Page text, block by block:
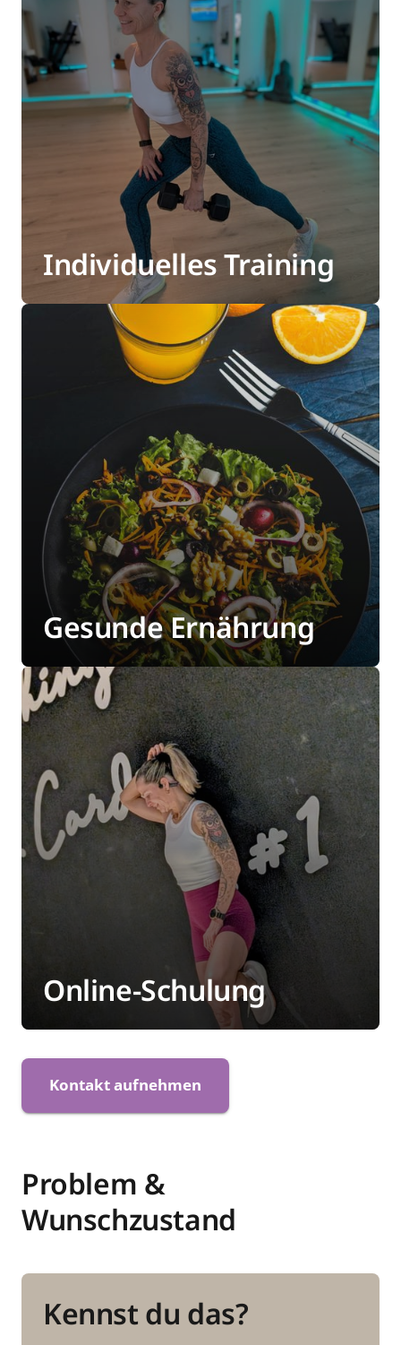
Individuelles Training
Gesunde Ernährung
Online-Schulung
Kontakt aufnehmen
Problem &
Wunschzustand
Kennst du das?